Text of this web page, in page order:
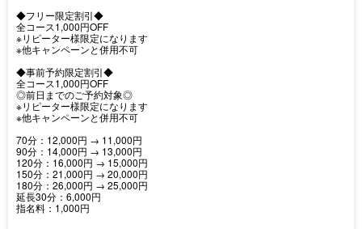
◆フリー限定割引◆
全コース1,000円OFF
※リピーター様限定になります
※他キャンペーンと併用不可
◆事前予約限定割引◆
全コース1,000円OFF
◎前日までのご予約対象◎
※リピーター様限定になります
※他キャンペーンと併用不可
70分：12,000円 → 11,000円
90分：14,000円 → 13,000円
120分：16,000円 → 15,000円
150分：21,000円 → 20,000円
180分：26,000円 → 25,000円
延長30分：6,000円
指名料：1,000円